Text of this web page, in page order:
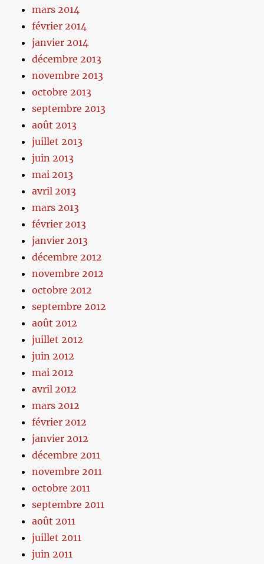
mars 2014
février 2014
janvier 2014
décembre 2013
novembre 2013
octobre 2013
septembre 2013
août 2013
juillet 2013
juin 2013
mai 2013
avril 2013
mars 2013
février 2013
janvier 2013
décembre 2012
novembre 2012
octobre 2012
septembre 2012
août 2012
juillet 2012
juin 2012
mai 2012
avril 2012
mars 2012
février 2012
janvier 2012
décembre 2011
novembre 2011
octobre 2011
septembre 2011
août 2011
juillet 2011
juin 2011